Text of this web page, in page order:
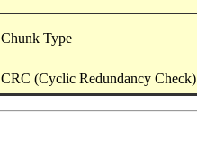
Chunk Type
CRC (Cyclic Redundancy Check)